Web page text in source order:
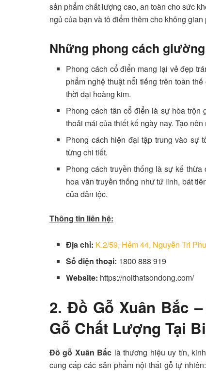
sản phẩm chất lượng cao, an toàn cho sức
ngủ của bạn và tô điểm thêm cho không
Những phong cách
Phong cách cổ điển mang lại vẻ đẹp
phẩm nghệ thuật nổi tiếng trên toàn
thời đại hoàng kim.
Phong cách tân cổ điển là sự hòa
thoải mái của thiết kế ngày nay. Tạo
Phong cách hiện đại tập trung vào sự
từng chi tiết.
Phong cách truyền thống là sự kế
hoa văn truyền thống như tứ linh, bát
của dân tộc.
Thông tin liên hệ:
Địa chỉ: K.2/59, Hẻm 44, Nguyễn Tri
Số điện thoại: 1800 888 919
Website: https://noithatsondong.com/
2. Đồ Gỗ Xuân Bắc
Gỗ Chất Lượng Tại
Đồ gỗ Xuân Bắc là thương hiệu uy tín,
cung cấp các sản phẩm nội thất gỗ tự